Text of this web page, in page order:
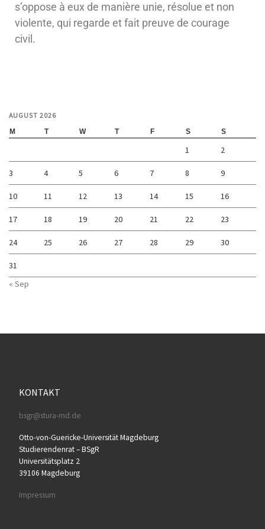
s’oppose à eux de manière unie, résolue et non
violente, qui regarde et fait preuve de courage
civil.
AUGUST 2026
M T W T F S S
1 2
3 4 5 6 7 8 9
10 11 12 13 14 15 16
17 18 19 20 21 22 23
24 25 26 27 28 29 30
31
« Sep
KONTAKT
bsgr@stura-md.de
Otto-von-Guericke-Universität Magdeburg
Studierendenrat – BSgR
Universitätsplatz 2
39106 Magdeburg
Impressum